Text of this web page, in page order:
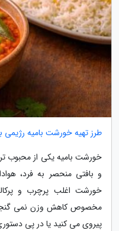
طرز تهیه خورشت بامیه رژیمی با 2 دستور ساده، سالم و
خورشت بامیه یکی از محبوب
و بافتی منحصر به فرد،
خورشت اغلب پرچرب و
مخصوص کاهش وزن نمی
پیروی می کنید یا در پی